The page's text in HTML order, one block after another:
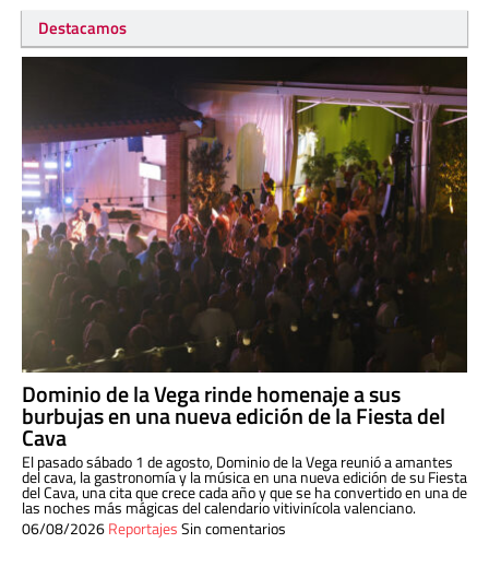
Destacamos
Dominio de la Vega rinde homenaje a sus
burbujas en una nueva edición de la Fiesta del
Cava
El pasado sábado 1 de agosto, Dominio de la Vega reunió a amantes
del cava, la gastronomía y la música en una nueva edición de su Fiesta
del Cava, una cita que crece cada año y que se ha convertido en una de
las noches más mágicas del calendario vitivinícola valenciano.
06/08/2026ReportajesSin comentarios